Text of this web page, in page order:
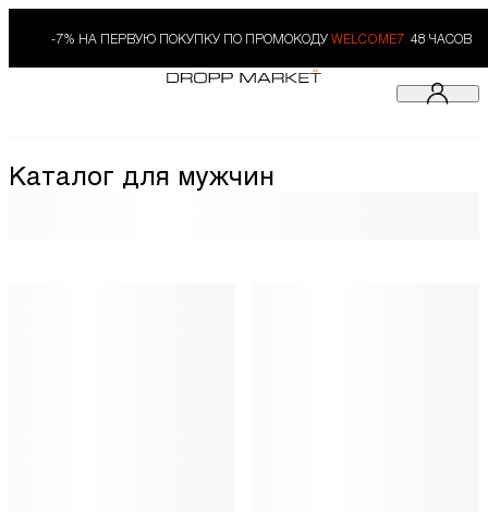
-7% НА ПЕРВУЮ ПОКУПКУ ПО ПРОМОКОДУ WELCOME7. 48 ЧАСОВ
Каталог для мужчин